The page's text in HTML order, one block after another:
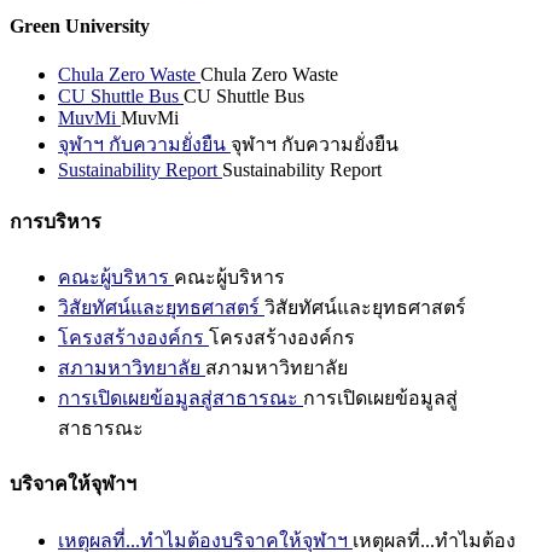
Green University
Chula Zero Waste Chula Zero Waste
CU Shuttle Bus CU Shuttle Bus
MuvMi MuvMi
จุฬาฯ กับความยั่งยืน จุฬาฯ กับความยั่งยืน
Sustainability Report Sustainability Report
การบริหาร
คณะผู้บริหาร คณะผู้บริหาร
วิสัยทัศน์และยุทธศาสตร์ วิสัยทัศน์และยุทธศาสตร์
โครงสร้างองค์กร โครงสร้างองค์กร
สภามหาวิทยาลัย สภามหาวิทยาลัย
การเปิดเผยข้อมูลสู่สาธารณะ การเปิดเผยข้อมูลสู่
สาธารณะ
บริจาคให้จุฬาฯ
เหตุผลที่...ทำไมต้องบริจาคให้จุฬาฯ เหตุผลที่...ทำไมต้อง